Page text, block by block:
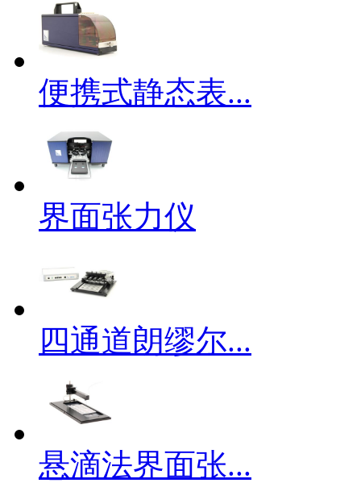
便携式静态表...
界面张力仪
四通道朗缪尔...
悬滴法界面张...